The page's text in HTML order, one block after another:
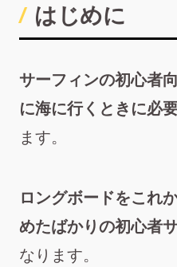
はじめに
サーフィンの初心者
に海に行くときに必
ます。
ロングボードをこれ
めたばかりの初心者
なります。